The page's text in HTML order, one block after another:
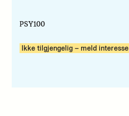
PSY100
Ikke tilgjengelig – meld interesse